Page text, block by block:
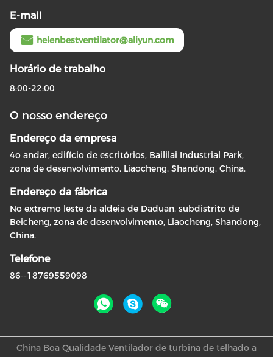
E-mail
helenbestventilator@aliyun.com
Horário de trabalho
8:00-22:00
O nosso endereço
Endereço da empresa
4o andar, edifício de escritórios, Baililai Industrial Park,
zona de desenvolvimento, Liaocheng, Shandong, China.
Endereço da fábrica
No extremo leste da aldeia de Daduan, subdistrito de
Beicheng, zona de desenvolvimento, Liaocheng, Shandong,
China.
Telefone
86--18769559098
China Boa Qualidade Ventilador de turbina de telhado a